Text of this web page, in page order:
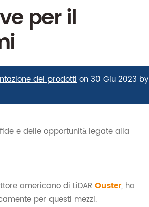
per il
dei prodottion 30 Giu 2023 by
e delle opportunità legate alla
americano di LiDAR Ouster, ha
per questi mezzi.